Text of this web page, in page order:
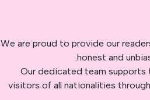
We are proud to provide our
honest and
Our dedicated team supports
visitors of all nationalities